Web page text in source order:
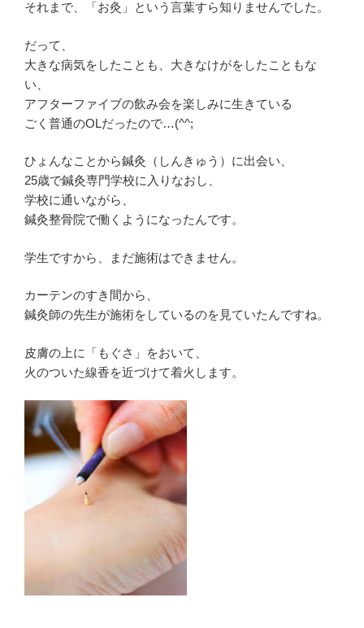
それまで、「お灸」という言葉すら知りませんでした。
だって、
大きな病気をしたことも、大きなけがをしたこともな
い、
アフターファイブの飲み会を楽しみに生きている
ごく普通のOLだったので…(^^;
ひょんなことから鍼灸（しんきゅう）に出会い、
25歳で鍼灸専門学校に入りなおし、
学校に通いながら、
鍼灸整骨院で働くようになったんです。
学生ですから、まだ施術はできません。
カーテンのすき間から、
鍼灸師の先生が施術をしているのを見ていたんですね。
皮膚の上に「もぐさ」をおいて、
火のついた線香を近づけて着火します。